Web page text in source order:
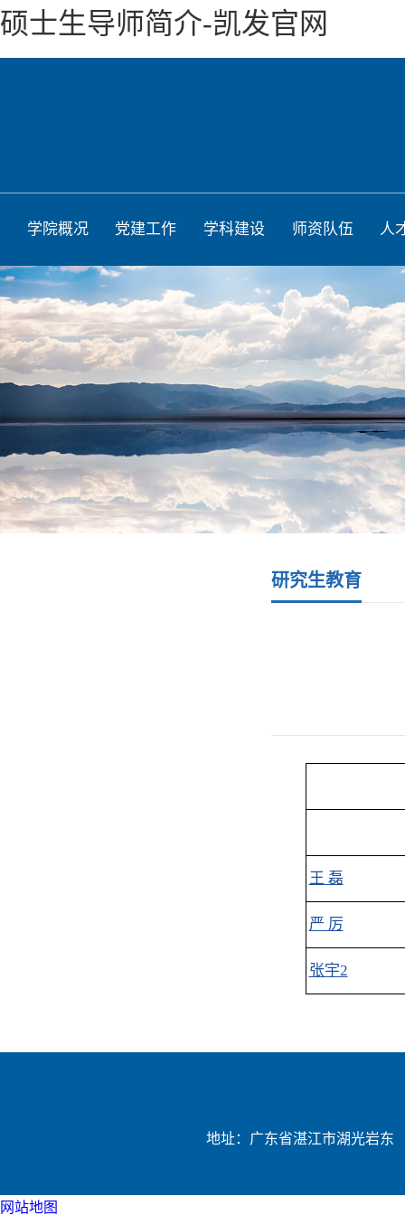
硕士生导师简介-凯发官网
学院概况 党建工作 学科建设 师资队伍 人
研究生教育
王 磊
严 厉
张宇2
地址：广东省湛江市湖光岩东
网站地图